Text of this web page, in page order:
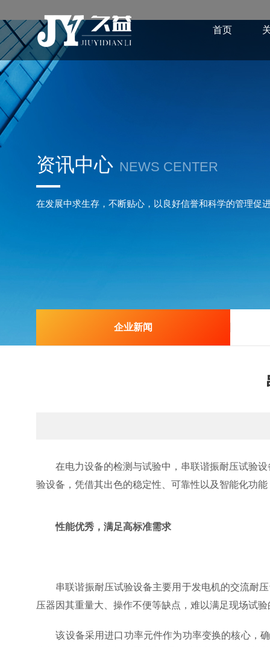
首页
资讯中心 NEWS CENTER
在发展中求生存，不断贴心，以良好信誉和科学的管理促
企业新闻
在电力设备的检测与试验中，串联谐振耐压试验设
验设备，凭借其出色的稳定性、可靠性以及智能化功
性能优秀 ，满足高标准需求
串联谐振耐压试验设备主要用于发电机的交流耐压
压器因其重量大、操作不便等缺点，难以满足现场试
该设备采用进口功率元件作为功率变换的核心，确